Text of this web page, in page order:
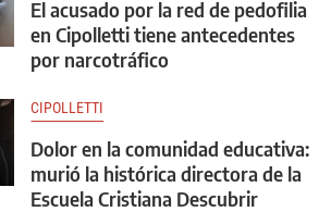
El acusado por la red de pedofilia
en Cipolletti tiene antecedentes
por narcotráfico
CIPOLLETTI
Dolor en la comunidad educativa:
murió la histórica directora de la
Escuela Cristiana Descubrir